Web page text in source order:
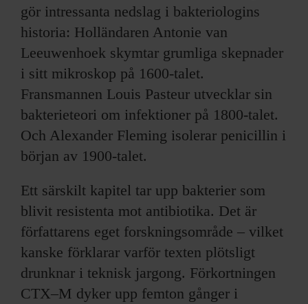
gör intressanta nedslag i bakteriologins
historia: Holländaren Antonie van
Leeuwenhoek skymtar grumliga skepnader
i sitt mikroskop på 1600-talet.
Fransmannen Louis Pasteur utvecklar sin
bakterieteori om infektioner på 1800-talet.
Och Alexander Fleming isolerar penicillin i
början av 1900-talet.
Ett särskilt kapitel tar upp bakterier som
blivit resistenta mot antibiotika. Det är
författarens eget forskningsområde – vilket
kanske förklarar varför texten plötsligt
drunknar i teknisk jargong. Förkortningen
CTX–M dyker upp femton gånger i